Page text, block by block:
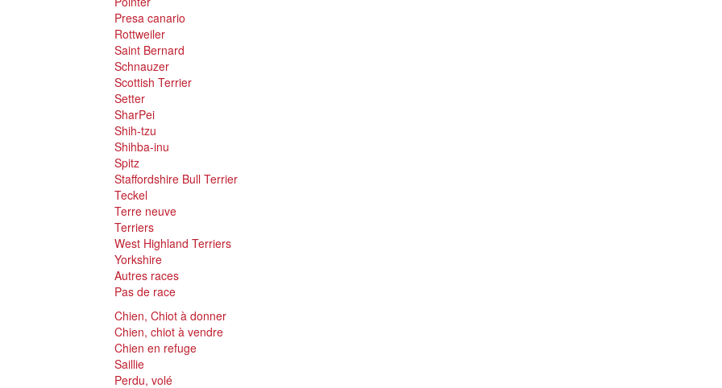
Presa canario
Rottweiler
Saint Bernard
Schnauzer
Scottish Terrier
Setter
SharPei
Shih-tzu
Shihba-inu
Spitz
Staffordshire Bull Terrier
Teckel
Terre neuve
Terriers
West Highland Terriers
Yorkshire
Autres races
Pas de race
Chien, Chiot à donner
Chien, chiot à vendre
Chien en refuge
Saillie
Perdu, volé